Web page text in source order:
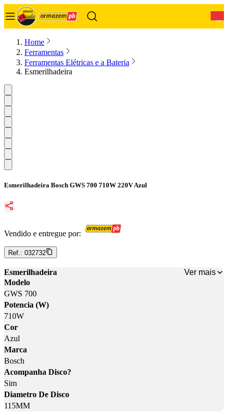
Home
Ferramentas
Ferramentas Elétricas e a Bateria
Esmerilhadeira
Esmerilhadeira Bosch GWS 700 710W 220V Azul
Vendido e entregue por:
Ref.: 032732
Esmerilhadeira
Ver mais
Modelo
GWS 700
Potencia (W)
710W
Cor
Azul
Marca
Bosch
Acompanha Disco?
Sim
Diametro De Disco
115MM